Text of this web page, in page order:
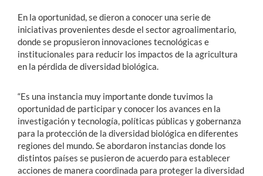
En la oportunidad, se dieron a conocer una serie de
iniciativas provenientes desde el sector agroalimentario,
donde se propusieron innovaciones tecnológicas e
institucionales para reducir los impactos de la agricultura
en la pérdida de diversidad biológica.
“Es una instancia muy importante donde tuvimos la
oportunidad de participar y conocer los avances en la
investigación y tecnología, políticas públicas y gobernanza
para la protección de la diversidad biológica en diferentes
regiones del mundo. Se abordaron instancias donde los
distintos países se pusieron de acuerdo para establecer
acciones de manera coordinada para proteger la diversidad